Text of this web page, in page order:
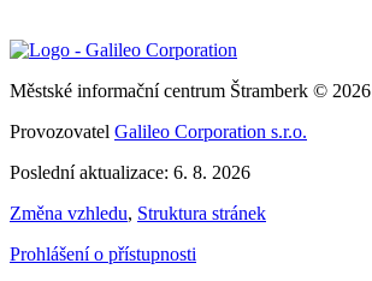
Městské informační centrum Štramberk © 2026
Provozovatel Galileo Corporation s.r.o.
Poslední aktualizace: 6. 8. 2026
Změna vzhledu, Struktura stránek
Prohlášení o přístupnosti